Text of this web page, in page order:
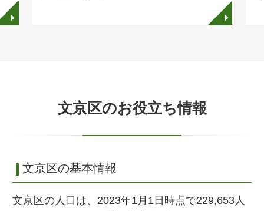
◥ ◥
文京区のお役立ち情報
文京区の基本情報
文京区の人口は、2023年1月1日時点で229,653人